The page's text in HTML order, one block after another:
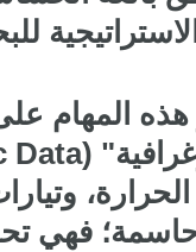
هذه المهام
حاسمة؛ فهي